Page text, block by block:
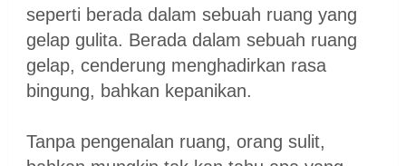
seperti berada dalam sebuah ruang yang
gelap gulita. Berada dalam sebuah ruang
gelap, cenderung menghadirkan rasa
bingung, bahkan kepanikan.
Tanpa pengenalan ruang, orang sulit,